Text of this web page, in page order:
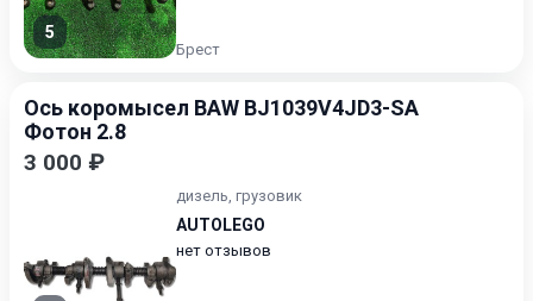
5
Брест
Ось коромысел BAW BJ1039V4JD3-SA
Фотон 2.8
3 000 ₽
дизель, грузовик
AUTOLEGO
нет отзывов